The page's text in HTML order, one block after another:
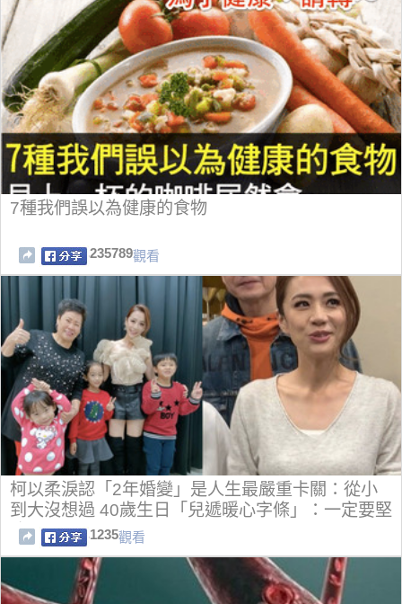
7種我們誤以為健康的食物
235789觀看
柯以柔淚認「2年婚變」是人生最嚴重卡關：從小
到大沒想過 40歲生日「兒遞暖心字條」：一定要堅
強
1235觀看